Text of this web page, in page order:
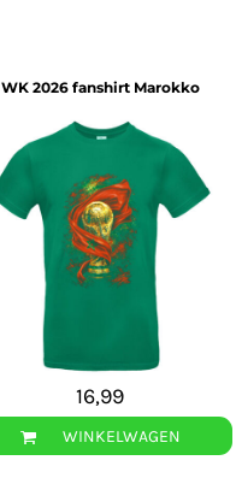
WK 2026 fanshirt Marokko
16,99
WINKELWAGEN